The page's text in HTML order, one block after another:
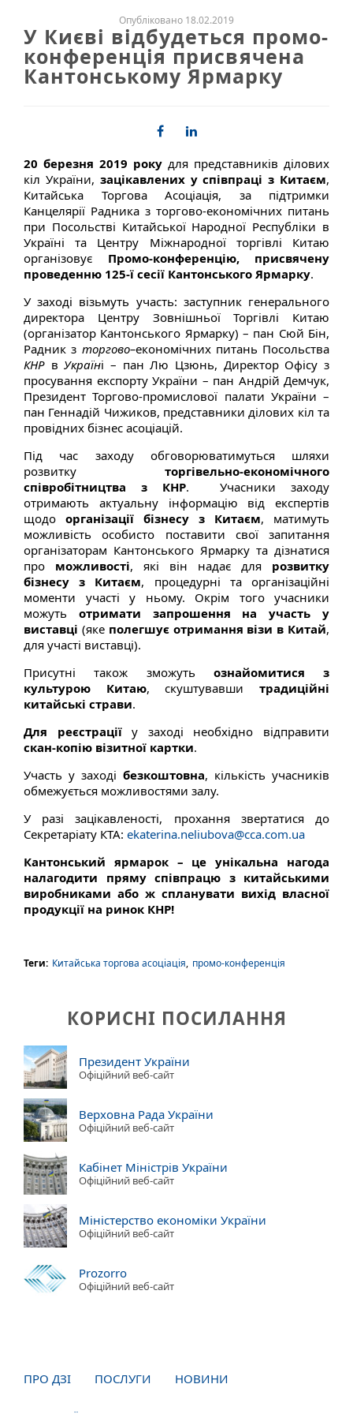
Опубліковано 18.02.2019
У Києві відбудеться промо-
конференція присвячена
Кантонському Ярмарку
20 березня 2019 року для представників ділових
кіл України, зацікавлених у співпраці з Китаєм,
Китайська Торгова Асоціація, за підтримки
Канцелярії Радника з торгово-економічних питань
при Посольстві Китайської Народної Республіки в
Україні та Центру Міжнародної торгівлі Китаю
організовує Промо-конференцію, присвячену
проведенню 125-ї сесії Кантонського Ярмарку.
У заході візьмуть участь: заступник генерального
директора Центру Зовнішньої Торгівлі Китаю
(організатор Кантонського Ярмарку) – пан Сюй Бін,
Радник з торгово–економічних питань Посольства
КНР вУкраїні – пан Лю Цзюнь, Директор Офісу з
просування експорту України – пан Андрій Демчук,
Президент Торгово-промислової палати України –
пан Геннадій Чижиков, представники ділових кіл та
провідних бізнес асоціацій.
Під час заходу обговорюватимуться шляхи
розвитку торгівельно-економічного
співробітництва з КНР. Учасники заходу
отримають актуальну інформацію від експертів
щодо організації бізнесу з Китаєм, матимуть
можливість особисто поставити свої запитання
організаторам Кантонського Ярмарку та дізнатися
про можливості, які він надає для розвитку
бізнесу з Китаєм, процедурні та організаційні
моменти участі у ньому. Окрім того учасники
можуть отримати запрошення на участь у
виставці (яке полегшує отримання візи в Китай,
для участі виставці).
Присутні також зможуть ознайомитися з
культурою Китаю, скуштувавшитрадиційні
китайські страви.
Для реєстраціїу заході необхідно відправити
скан-копію візитної картки.
Участь у заході безкоштовна, кількість учасників
обмежується можливостями залу.
У разі зацікавленості, прохання звертатися до
Секретаріату КТА: ekaterina.neliubova@cca.com.ua
Кантонський ярмарок – це унікальна нагода
налагодити пряму співпрацю з китайськими
виробниками або ж спланувати вихід власної
продукції на ринок КНР!
Теги: Китайська торгова асоціація, промо-конференція
КОРИСНІ ПОСИЛАННЯ
Президент України
Офіційний веб-сайт
Верховна Рада України
Офіційний веб-сайт
Кабінет Міністрів України
Офіційний веб-сайт
Міністерство економіки України
Офіційний веб-сайт
Prozorro
Офіційний веб-сайт
ПРО ДЗІ ПОСЛУГИ НОВИНИ